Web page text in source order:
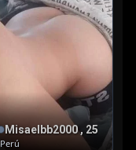
Misaelbb2000 , 25
Perú